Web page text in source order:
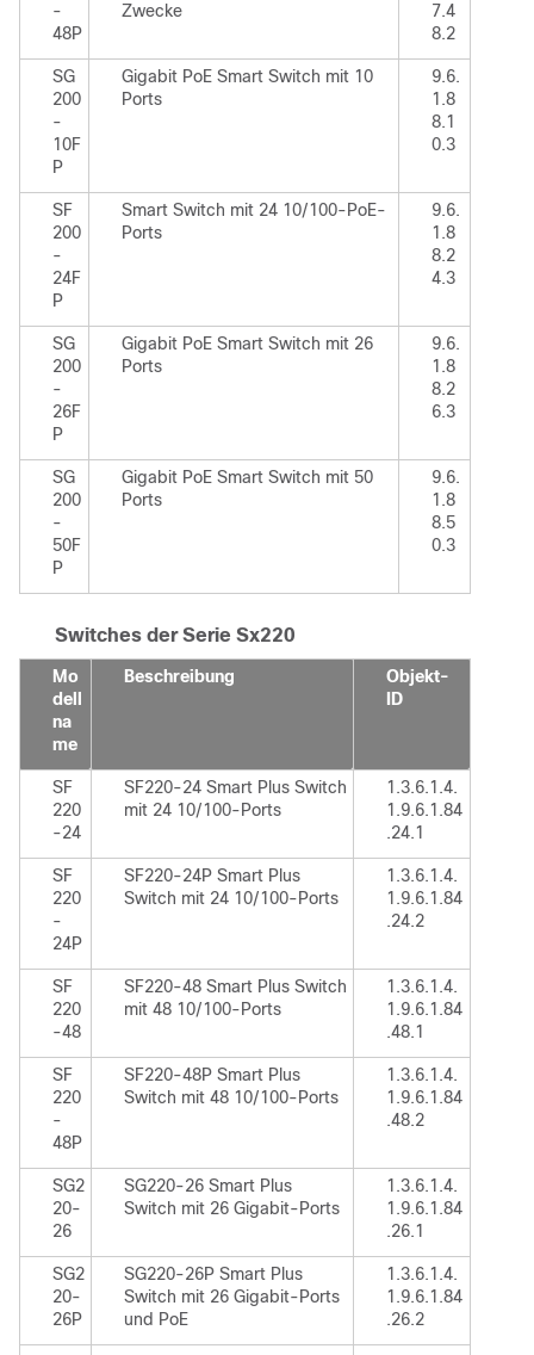
-
48P
Zwecke
7.4
8.2
SG
200
-
10F
P
Gigabit PoE Smart Switch mit 10
Ports
9.6.
1.8
8.1
0.3
SF
200
-
24F
P
Smart Switch mit 24 10/100-PoE-
Ports
9.6.
1.8
8.2
4.3
SG
200
-
26F
P
Gigabit PoE Smart Switch mit 26
Ports
9.6.
1.8
8.2
6.3
SG
200
-
50F
P
Gigabit PoE Smart Switch mit 50
Ports
9.6.
1.8
8.5
0.3
Switches der Serie Sx220
Mo
dell
na
me
Beschreibung
Objekt-
ID
SF
220
-24
SF220-24 Smart Plus Switch
mit 24 10/100-Ports
1.3.6.1.4.
1.9.6.1.84
.24.1
SF
220
-
24P
SF220-24P Smart Plus
Switch mit 24 10/100-Ports
1.3.6.1.4.
1.9.6.1.84
.24.2
SF
220
-48
SF220-48 Smart Plus Switch
mit 48 10/100-Ports
1.3.6.1.4.
1.9.6.1.84
.48.1
SF
220
-
48P
SF220-48P Smart Plus
Switch mit 48 10/100-Ports
1.3.6.1.4.
1.9.6.1.84
.48.2
SG2
20-
26
SG220-26 Smart Plus
Switch mit 26 Gigabit-Ports
1.3.6.1.4.
1.9.6.1.84
.26.1
SG2
20-
26P
SG220-26P Smart Plus
Switch mit 26 Gigabit-Ports
und PoE
1.3.6.1.4.
1.9.6.1.84
.26.2